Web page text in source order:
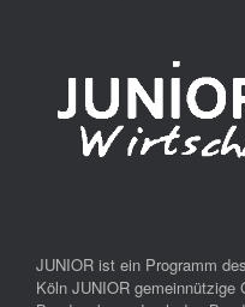
JUNIOR ist ein Programm
Köln JUNIOR gemeinnützige